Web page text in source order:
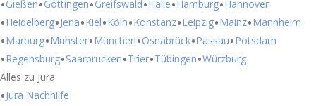
Gießen Göttingen Greifswald Halle Hamburg Hannover
Heidelberg Jena Kiel Köln Konstanz Leipzig Mainz Mannheim
Marburg Münster München Osnabrück Passau Potsdam
Regensburg Saarbrücken Trier Tübingen Würzburg
Alles zu Jura
Jura Nachhilfe